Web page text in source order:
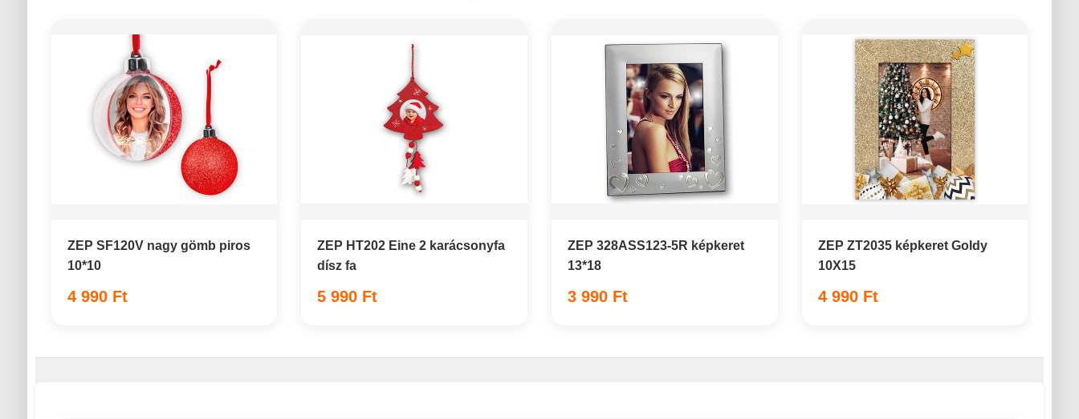
ZEP SF120V nagy gömb piros
10*10
4 990 Ft
ZEP HT202 Eine 2 karácsonyfa
dísz fa
5 990 Ft
ZEP 328ASS123-5R képkeret
13*18
3 990 Ft
ZEP ZT2035 képkeret Goldy
10X15
4 990 Ft